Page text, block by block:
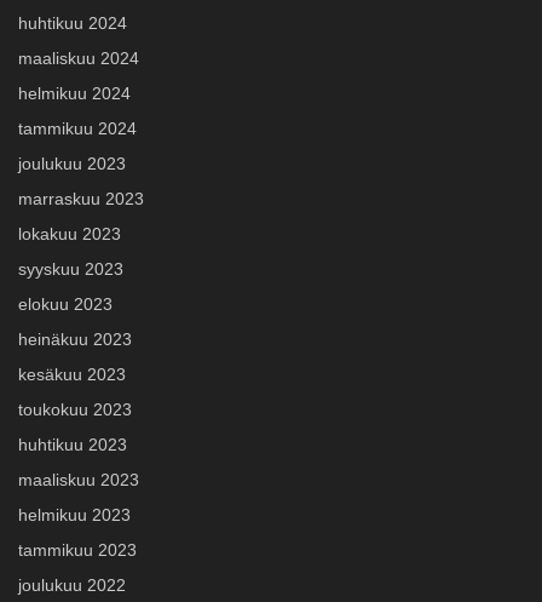
huhtikuu 2024
maaliskuu 2024
helmikuu 2024
tammikuu 2024
joulukuu 2023
marraskuu 2023
lokakuu 2023
syyskuu 2023
elokuu 2023
heinäkuu 2023
kesäkuu 2023
toukokuu 2023
huhtikuu 2023
maaliskuu 2023
helmikuu 2023
tammikuu 2023
joulukuu 2022